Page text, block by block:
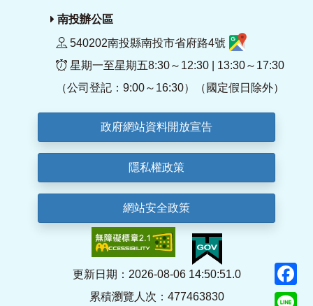
南投辦公區
540202南投縣南投市省府路4號
星期一至星期五8:30～12:30 | 13:30～17:30
（公司登記：9:00～16:30）（國定假日除外）
政府網站資料開放宣告
隱私權政策
網站安全政策
更新日期：2026-08-06 14:50:51.0
累積瀏覽人次：477463830